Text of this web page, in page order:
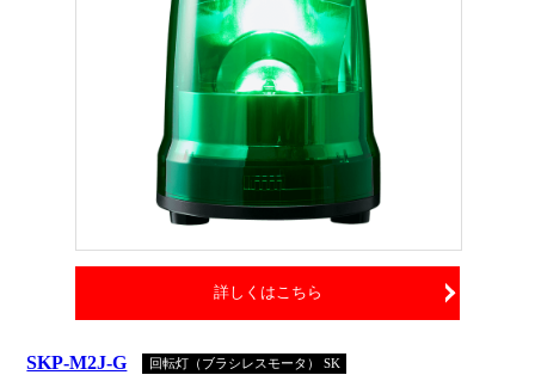
詳しくはこちら
SKP-M2J-G 回転灯（ブラシレスモータ） SK